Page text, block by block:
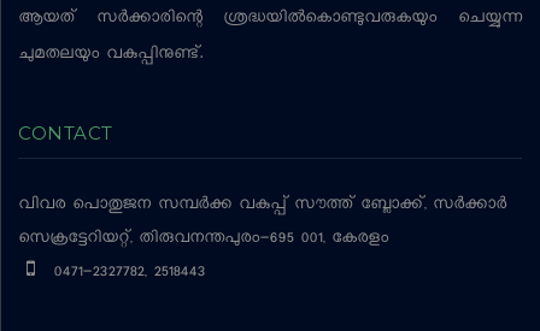
ആയത് സര്‍ക്കാരിന്റെ ശ്രദ്ധയില്‍കൊണ്ടുവരുകയും ചെയ്യുന്ന
ചുമതലയും വകുപ്പിനുണ്ട്.
CONTACT
വിവര പൊതുജന സമ്പര്‍ക്ക വകുപ്പ് സൗത്ത് ബ്ലോക്ക്, സര്‍ക്കാര്‍
സെക്രട്ടേറിയറ്റ്, തിരുവനന്തപുരം-695 001, കേരളം
0471-2327782, 2518443